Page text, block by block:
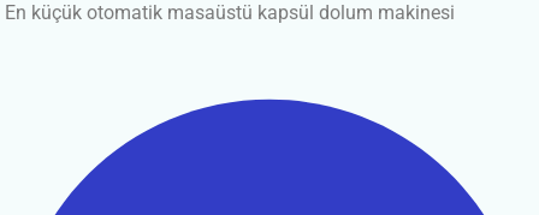
En küçük otomatik masaüstü kapsül dolum makinesi